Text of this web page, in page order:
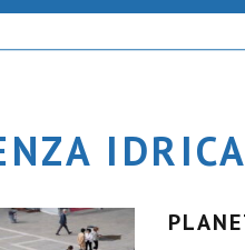
IDRICA